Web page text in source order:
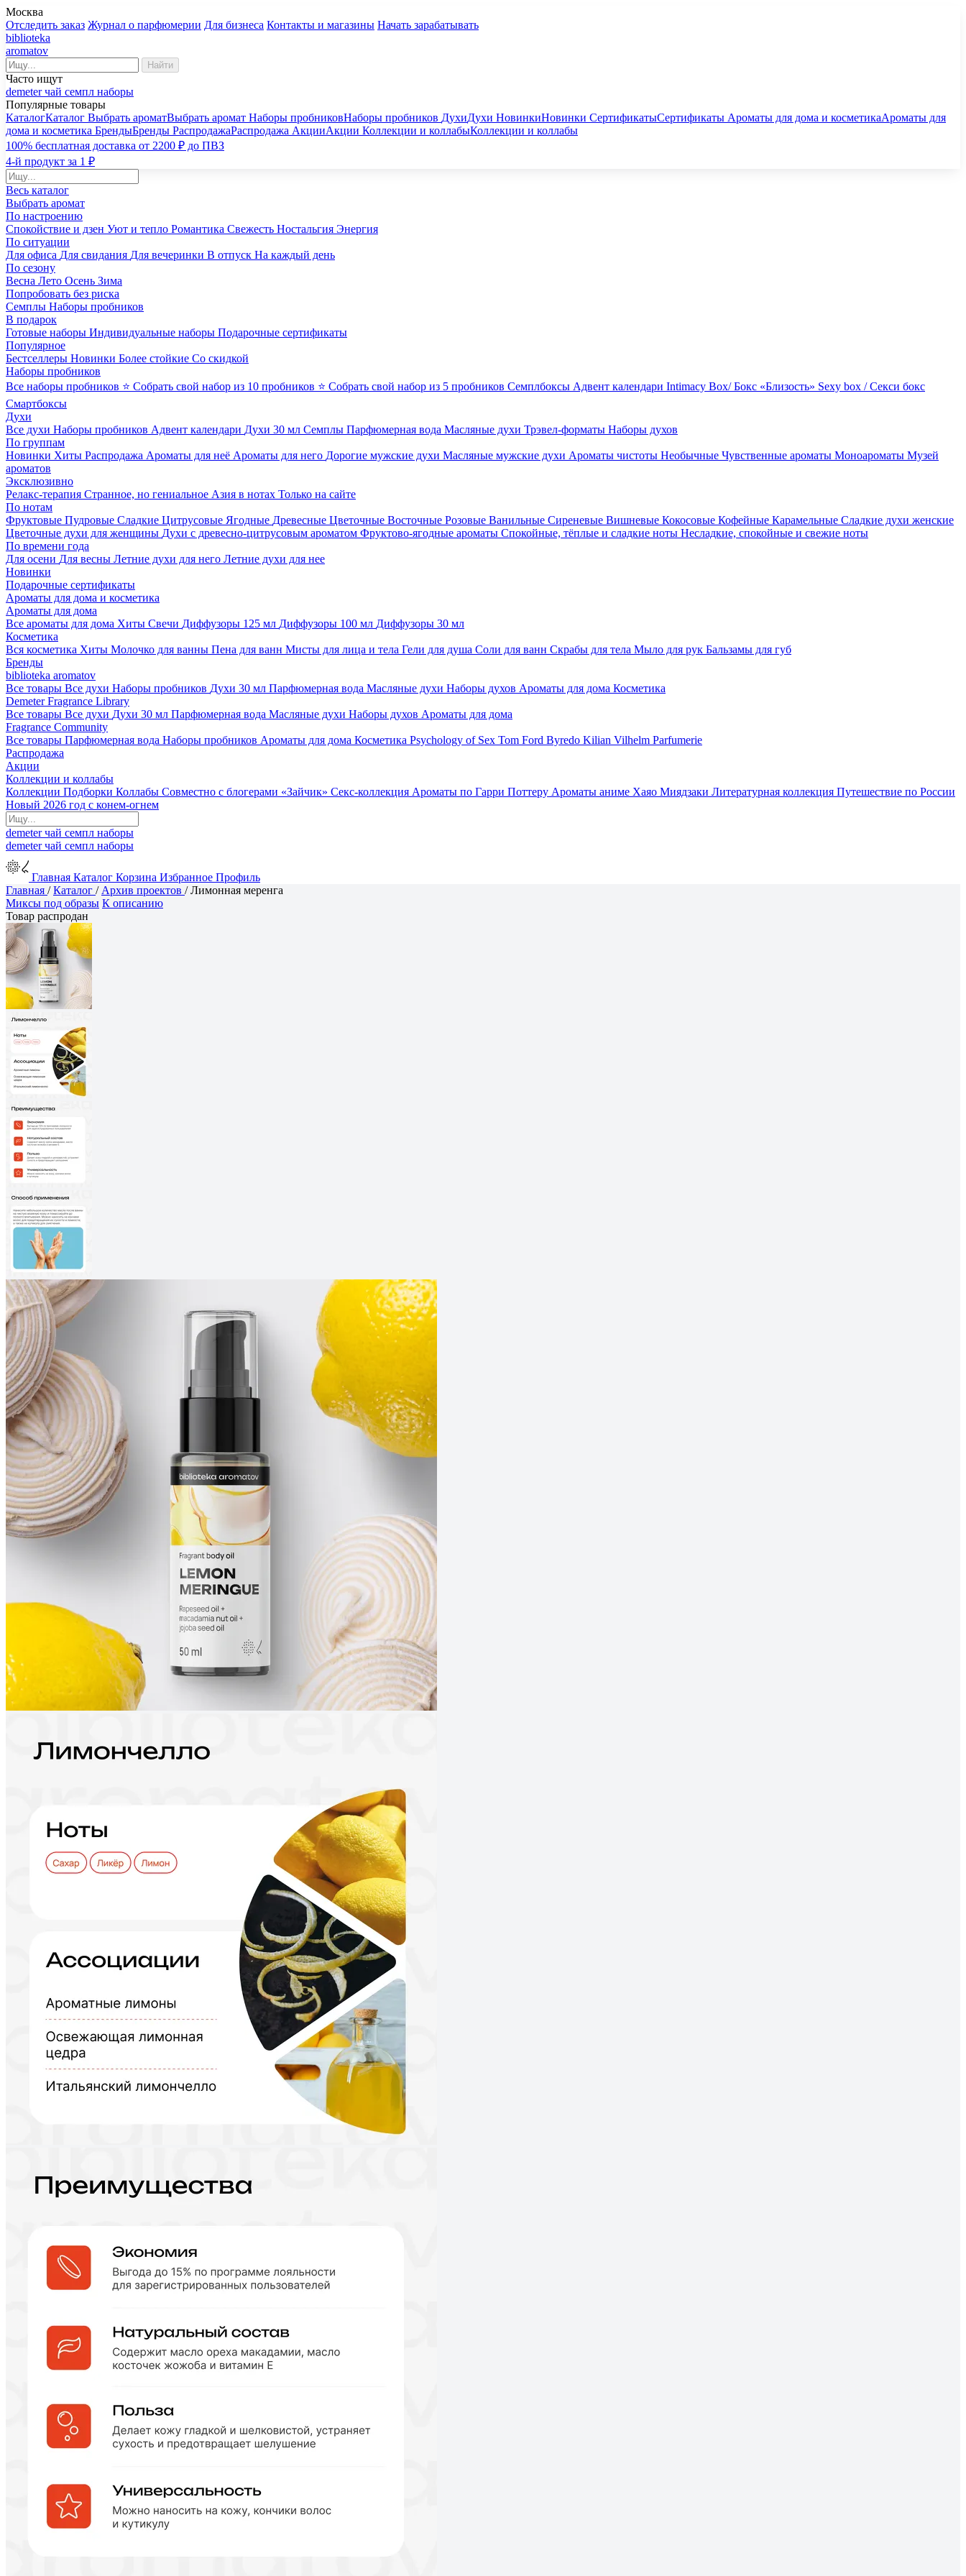
Москва
Отследить заказ Журнал о парфюмерии Для бизнеса Контакты и магазины Начать зарабатывать
biblioteka
aromatov
Найти
Часто ищут
demeterчай семпл наборы
Популярные товары
КаталогКаталог Выбрать ароматВыбрать аромат Наборы пробниковНаборы пробников ДухиДухи НовинкиНовинки СертификатыСертификаты Ароматы для дома и косметикаАроматы для
дома и косметика БрендыБренды РаспродажаРаспродажа АкцииАкции Коллекции и коллабыКоллекции и коллабы
100% бесплатная доставка от 2200 ₽ до ПВЗ
4-й продукт за 1 ₽
Весь каталог
Выбрать аромат
По настроению
Спокойствие и дзен Уют и тепло Романтика Свежесть Ностальгия Энергия
По ситуации
Для офиса Для свидания Для вечеринки В отпуск На каждый день
По сезону
Весна Лето Осень Зима
Попробовать без риска
Семплы Наборы пробников
В подарок
Готовые наборы Индивидуальные наборы Подарочные сертификаты
Популярное
Бестселлеры Новинки Более стойкие Со скидкой
Наборы пробников
Все наборы пробников ⭐ Собрать свой набор из 10 пробников ⭐ Собрать свой набор из 5 пробников Семплбоксы Адвент календари Intimacy Box/ Бокс «Близость» Sexy box / Секси бокс
Смартбоксы
Духи
Все духи Наборы пробников Адвент календари Духи 30 мл Семплы Парфюмерная вода Масляные духи Трэвел-форматы Наборы духов
По группам
Новинки Хиты Распродажа Ароматы для неё Ароматы для него Дорогие мужские духи Масляные мужские духи Ароматы чистоты Необычные Чувственные ароматы Моноароматы Музей
ароматов
Эксклюзивно
Релакс-терапия Странное, но гениальное Азия в нотах Только на сайте
По нотам
Фруктовые Пудровые Сладкие Цитрусовые Ягодные Древесные Цветочные Восточные Розовые Ванильные Сиреневые Вишневые Кокосовые Кофейные Карамельные Сладкие духи женские
Цветочные духи для женщины Духи с древесно-цитрусовым ароматом Фруктово-ягодные ароматы Спокойные, тёплые и сладкие ноты Несладкие, спокойные и свежие ноты
По времени года
Для осени Для весны Летние духи для него Летние духи для нее
Новинки
Подарочные сертификаты
Ароматы для дома и косметика
Ароматы для дома
Все ароматы для дома Хиты Свечи Диффузоры 125 мл Диффузоры 100 мл Диффузоры 30 мл
Косметика
Вся косметика Хиты Молочко для ванны Пена для ванн Мисты для лица и тела Гели для душа Соли для ванн Скрабы для тела Мыло для рук Бальзамы для губ
Бренды
biblioteka aromatov
Все товары Все духи Наборы пробников Духи 30 мл Парфюмерная вода Масляные духи Наборы духов Ароматы для дома Косметика
Demeter Fragrance Library
Все товары Все духи Духи 30 мл Парфюмерная вода Масляные духи Наборы духов Ароматы для дома
Fragrance Community
Все товары Парфюмерная вода Наборы пробников Ароматы для дома Косметика Psychology of Sex Tom Ford Byredo Kilian Vilhelm Parfumerie
Распродажа
Акции
Коллекции и коллабы
Коллекции Подборки Коллабы Совместно с блогерами «Зайчик» Секс-коллекция Ароматы по Гарри Поттеру Ароматы аниме Хаяо Миядзаки Литературная коллекция Путешествие по России
Новый 2026 год с конем-огнем
demeterчай семпл наборы
demeterчай семпл наборы
Главная Каталог Корзина Избранное Профиль
Главная /Каталог / Архив проектов /Лимонная меренга
Миксы под образы К описанию
Товар распродан